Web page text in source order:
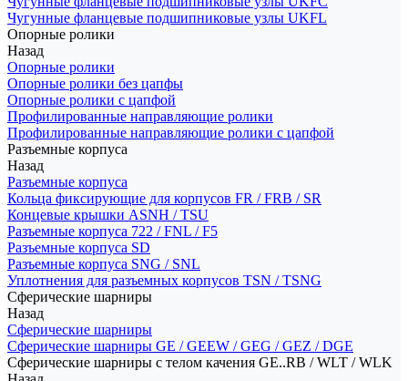
Чугунные фланцевые подшипниковые узлы UKFL
Опорные ролики
Назад
Опорные ролики
Опорные ролики без цапфы
Опорные ролики с цапфой
Профилированные направляющие ролики
Профилированные направляющие ролики с цапфой
Разъемные корпуса
Назад
Разъемные корпуса
Кольца фиксирующие для корпусов FR / FRB / SR
Концевые крышки ASNH / TSU
Разъемные корпуса 722 / FNL / F5
Разъемные корпуса SD
Разъемные корпуса SNG / SNL
Уплотнения для разъемных корпусов TSN / TSNG
Сферические шарниры
Назад
Сферические шарниры
Сферические шарниры GE / GEEW / GEG / GEZ / DGE
Сферические шарниры с телом качения GE..RB / WLT / WLK